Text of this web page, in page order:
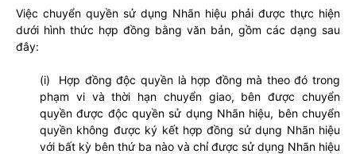
Việc chuyển quyền sử dụng Nhãn hiệu phải được thực hiện
dưới hình thức hợp đồng bằng văn bản, gồm các dạng sau
đây:
(i) Hợp đồng độc quyền là hợp đồng mà theo đó trong
phạm vi và thời hạn chuyển giao, bên được chuyển
quyền được độc quyền sử dụng Nhãn hiệu, bên chuyển
quyền không được ký kết hợp đồng sử dụng Nhãn hiệu
với bất kỳ bên thứ ba nào và chỉ được sử dụng Nhãn hiệu